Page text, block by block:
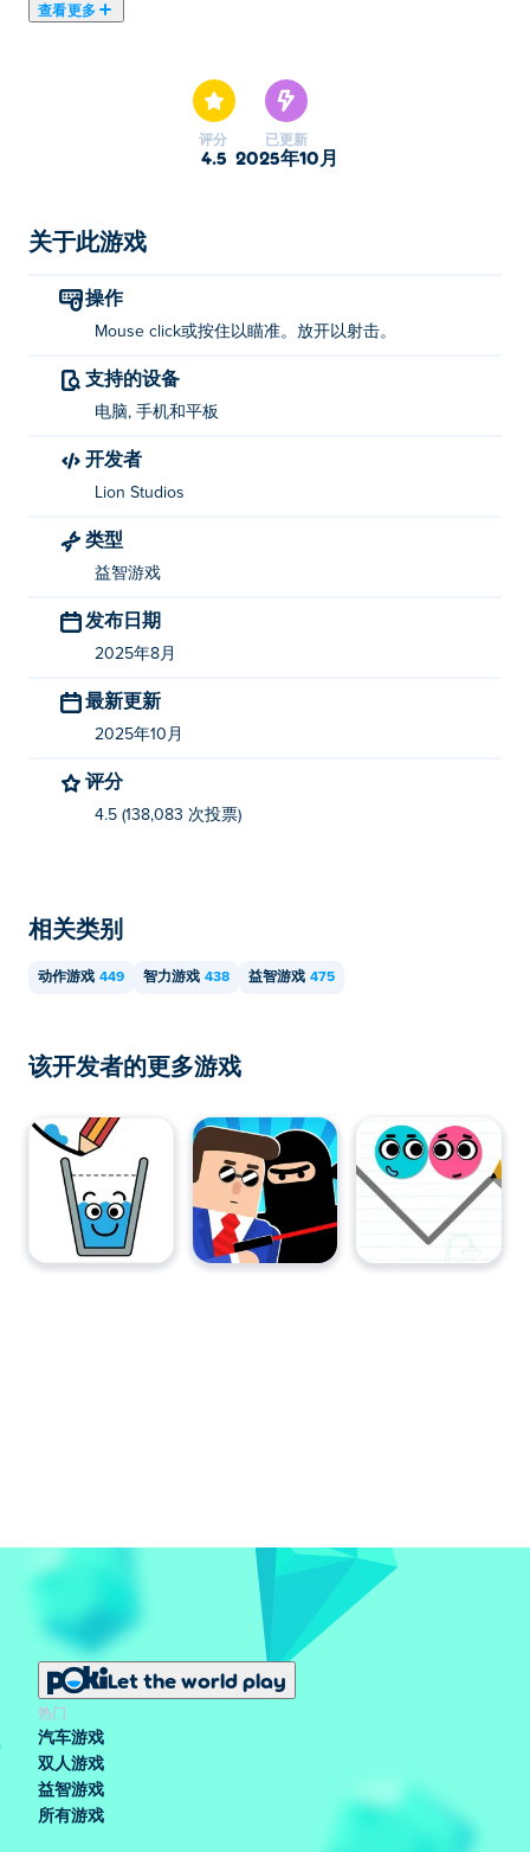
查看更多
过精心设计的关卡，考验你的英雄技能，从控制元素到运
用速度、风和冰。选择你最喜欢的英雄，以独特的风格解
开谜题，让敌人知道超能力面前，枪械根本不是对手。准
如何玩超级英雄联盟？
谁创建了超级英雄联盟？
超级英雄联盟由 Lion Studios 开发。在 Poki (宝玩)：
Sticker Book Puzzle，
我如何免费玩超级英雄联盟？
您可以在 Poki 上免费玩《超级英雄联盟》。
盟》吗？
雄联盟。
评分
4.5
已更新
2025年10月
关于此游戏
操作
Mouse click或按住以瞄准。放开以射击。
支持的设备
电脑, 手机和平板
开发者
Lion Studios
类型
益智游戏
发布日期
2025年8月
最新更新
2025年10月
评分
4.5 (138,083 次投票)
相关类别
动作游戏 449 智力游戏 438 益智游戏 475
该开发者的更多游戏
Let the world play
热门
汽车游戏
双人游戏
益智游戏
所有游戏